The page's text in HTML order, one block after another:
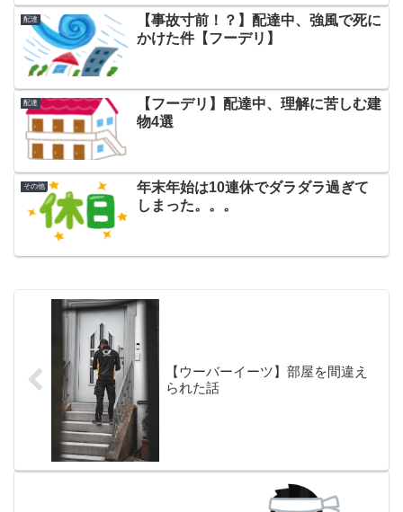
配達
【事故寸前！？】配達中、強風で死に
かけた件【フーデリ】
配達
【フーデリ】配達中、理解に苦しむ建
物4選
その他
年末年始は10連休でダラダラ過ぎて
しまった。。。
【ウーバーイーツ】部屋を間違え
られた話